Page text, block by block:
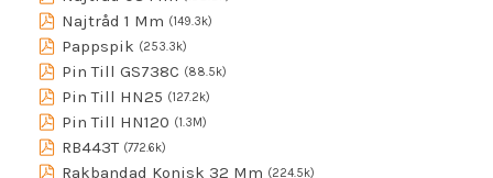
Najtråd 1 Mm (149.3k)
Pappspik (253.3k)
Pin Till GS738C (88.5k)
Pin Till HN25 (127.2k)
Pin Till HN120 (1.3M)
RB443T (772.6k)
Rakbandad Konisk 32 Mm (224.5k)